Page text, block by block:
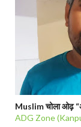
Muslim चोला ओढ़
ADG Zone